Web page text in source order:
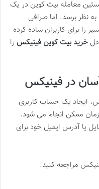
معامله بیت کوین در یک
نظر برسد. اما صرافی
را برای کاربران ساده کرده
خرید بیت کوین فینیکس را
در فینیکس
ایجاد یک حساب کاربری
ممکن انجام می شود.
یا آدرس ایمیل خود برای
مراجعه کنید.